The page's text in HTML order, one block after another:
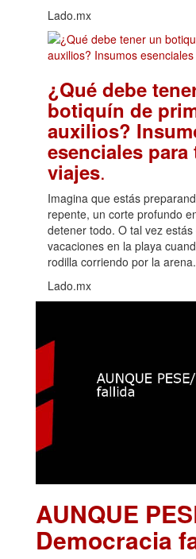
Lado.mx
¿Qué debe
botiquín de
auxilios?
esenciales
viajes.
Imagina que estás
repente, un corte profundo
detener todo. O tal vez
vacaciones en la playa
rodilla corriendo por la arena.
Lado.mx
AUNQUE
Democracia